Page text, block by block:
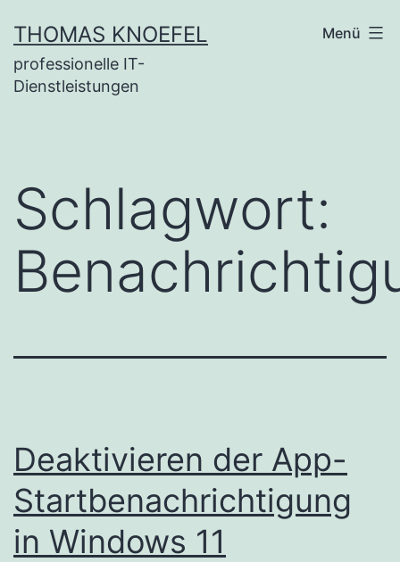
Inhalt
springen
THOMAS KNOEFEL
professionelle IT-
Dienstleistungen
Menü
Schlagwort:
Deaktivieren der App-
Startbenachrichtigung
in Windows 11